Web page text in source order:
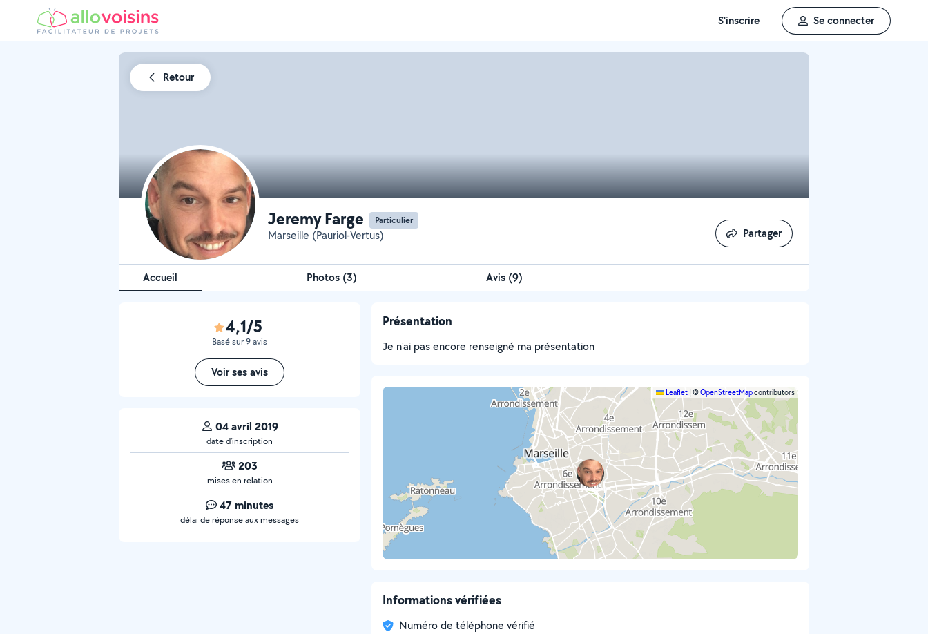
S'inscrire Se connecter
Retour
Jeremy Farge Particulier
Marseille (Pauriol-Vertus) Partager
Partager
Accueil Photos (3) Avis (9)
4,1/5
Basé sur 9 avis
Voir ses avis
04 avril 2019
date d’inscription
203
mises en relation
47 minutes
délai de réponse aux messages
Présentation
Je n'ai pas encore renseigné ma présentation
Leaflet ©OpenStreetMapcontributors
Informations vérifiées
Numéro de téléphone vérifié